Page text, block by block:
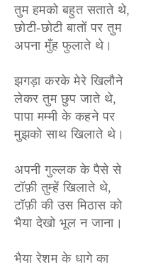
तुम हमको बहुत सताते थे,
छोटी-छोटी बातों पर तुम
अपना मुँह फुलाते थे।
झगड़ा करके मेरे खिलौने
लेकर तुम छुप जाते थे,
पापा मम्मी के कहने पर
मुझको साथ खिलाते थे।
अपनी गुल्लक के पैसे से
टॉफ़ी तुम्हें खिलाते थे,
टॉफ़ी की उस मिठास को
भैया देखो भूल न जाना।
भैया रेशम के धागे का